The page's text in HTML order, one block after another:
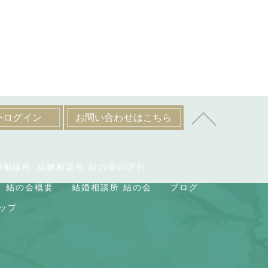
ログイン お問い合わせはこちら
相談所･結婚相談所 結の会の評判
結の会概要 結婚相談所 結の会 ブログ
プ